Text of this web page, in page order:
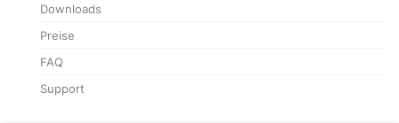
Downloads
Preise
FAQ
Support